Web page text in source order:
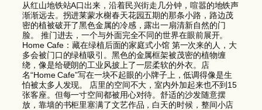
从红山地铁站A口出来，沿着民兴街走几分钟，喧嚣的地铁声
渐渐远去。拐进莱蒙水榭春天花园五期的那条小路，路边茂
密的植被破开了黑色金属的冷感，露出一扇清新自然的门
脸。 推门进去，一个与外面完全不同的世界在眼前展开。
Home Cafe：藏在绿植后面的家庭式小馆 第一次来的人，大
多会被门口的绿植吸引。黑色的金属框架被茂密的植物缠
绕，像是给硬朗的工业风披上了一层柔软的外衣。店
名“Home Cafe”写在一块不起眼的小牌子上，低调得像是生
怕被太多人发现。 店里的空间不大，室内外加起来也不到15
张客座。但每一寸空间都被用心对待。舒适的沙发随意摆
放，靠墙的书柜里塞满了文艺作品，白天的时候，整间小店